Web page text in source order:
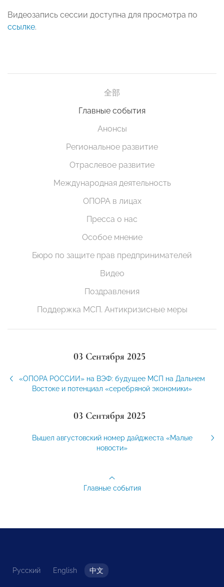
Видеозапись сессии доступна для просмотра по
ссылке.
全部
Главные события
Анонсы
Региональное развитие
Отраслевое развитие
Международная деятельность
ОПОРА в лицах
Пресса о нас
Особое мнение
Бюро по защите прав предпринимателей
Видео
Поздравления
Поддержка МСП. Антикризисные меры
03 Сентября 2025
«ОПОРА РОССИИ» на ВЭФ: будущее МСП на Дальнем
Востоке и потенциал «серебряной экономики»
03 Сентября 2025
Вышел августовский номер дайджеста «Малые
новости»
Главные события
Русский English 中文